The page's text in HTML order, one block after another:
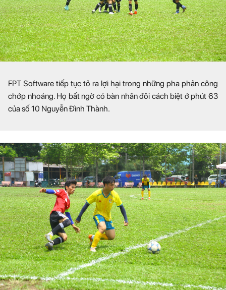
FPT Software tiếp tục tỏ ra lợi hại trong những pha phản công
chớp nhoáng. Họ bất ngờ có bàn nhân đôi cách biệt ở phút 63
của số 10 Nguyễn Đình Thành.